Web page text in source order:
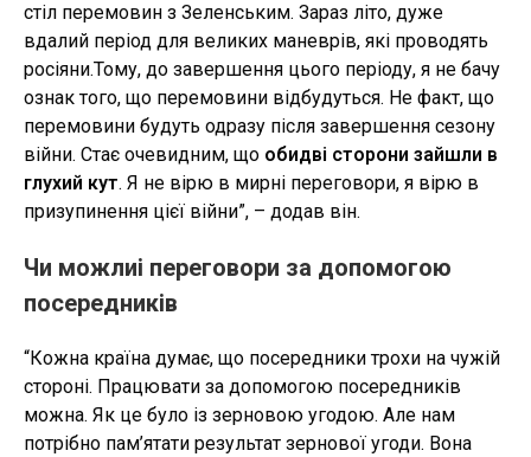
стіл перемовин з Зеленським. Зараз літо, дуже
вдалий період для великих маневрів, які проводять
росіяни.Тому, до завершення цього періоду, я не бачу
ознак того, що перемовини відбудуться. Не факт, що
перемовини будуть одразу після завершення сезону
війни. Стає очевидним, що обидві сторони зайшли в
глухий кут. Я не вірю в мирні переговори, я вірю в
призупинення цієї війни”, – додав він.
Чи можлиі переговори за допомогою
посередників
“Кожна країна думає, що посередники трохи на чужій
стороні. Працювати за допомогою посередників
можна. Як це було із зерновою угодою. Але нам
потрібно пам’ятати результат зернової угоди. Вона